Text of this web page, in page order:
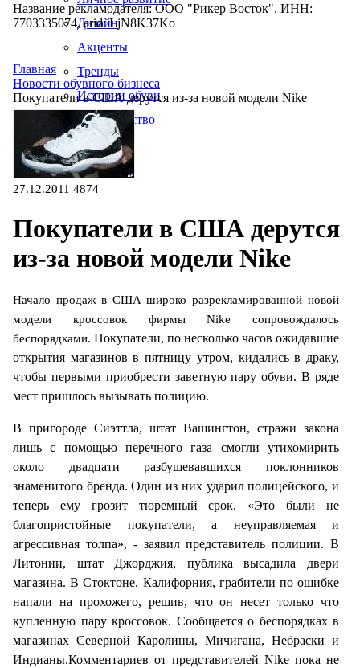
Дизайн
Акценты
Тренды
Истории обуви
Производство
Название рекламодателя: ООО "Рикер Восток", ИНН:
7703335074, erid: LjN8K37Ko
Главная
Новости обувного бизнеса
Покупатели в США дерутся из-за новой модели Nike
27.12.2011 4874
Покупатели в США дерутся
из-за новой модели Nike
Начало продаж в США широко разрекламированной новой
модели кроссовок фирмы Nike сопровождалось
беспорядками. Покупатели, по несколько часов ожидавшие
открытия магазинов в пятницу утром, кидались в драку,
чтобы первыми приобрести заветную пару обуви. В ряде
мест пришлось вызывать полицию.
В пригороде Сиэттла, штат Вашингтон, стражи закона
лишь с помощью перечного газа смогли утихомирить
около двадцати разбушевавшихся поклонников
знаменитого бренда. Один из них ударил полицейского, и
теперь ему грозит тюремный срок. «Это были не
благопристойные покупатели, а неуправляемая и
агрессивная толпа», - заявил представитель полиции. В
Литонии, штат Джорджия, публика высадила двери
магазина. В Стоктоне, Калифорния, грабители по ошибке
напали на прохожего, решив, что он несет только что
купленную пару кроссовок. Сообщается о беспорядках в
магазинах Северной Каролины, Мичигана, Небраски и
Индианы.Комментариев от представителей Nike пока не